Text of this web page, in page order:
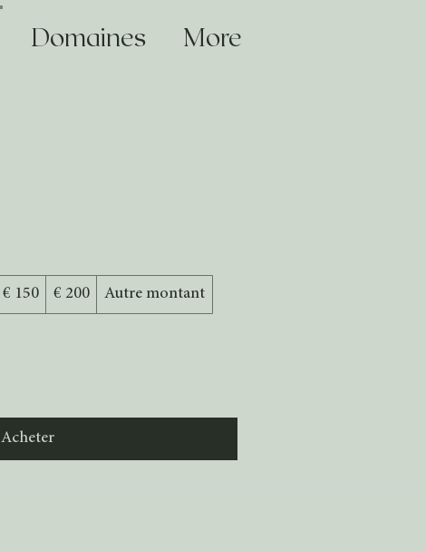
Domaines More
€ 150 € 200 Autre montant
Acheter